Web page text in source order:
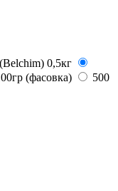
(Belchim) 0,5кг
(фасовка)
500